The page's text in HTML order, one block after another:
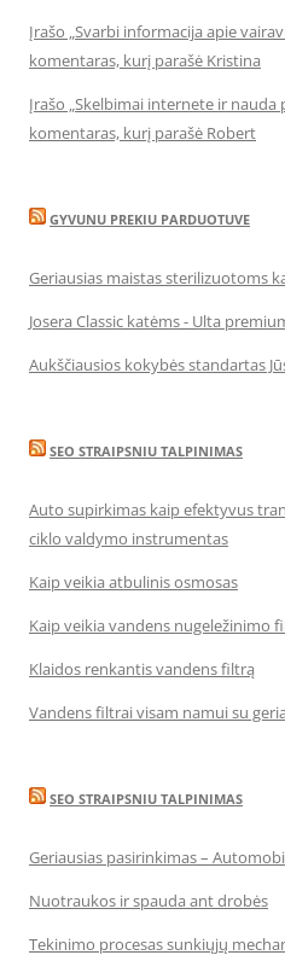
Įrašo „Svarbi informacija apie
komentaras, kurį parašė Kristina
Įrašo „Skelbimai internete ir nauda
komentaras, kurį parašė Robert
GYVUNU PREKIU PARDUOTUVE
Geriausias maistas sterilizuotoms
Josera Classic katėms - Ulta
Aukščiausios kokybės standartas
SEO STRAIPSNIU TALPINIMAS
Auto supirkimas kaip efektyvus
ciklo valdymo instrumentas
Kaip veikia atbulinis osmosas
Kaip veikia vandens nugeležinimo
Klaidos renkantis vandens filtrą
Vandens filtrai visam namui su
SEO STRAIPSNIU TALPINIMAS
Geriausias pasirinkimas –
Nuotraukos ir spauda ant drobės
Tekinimo procesas sunkiųjų